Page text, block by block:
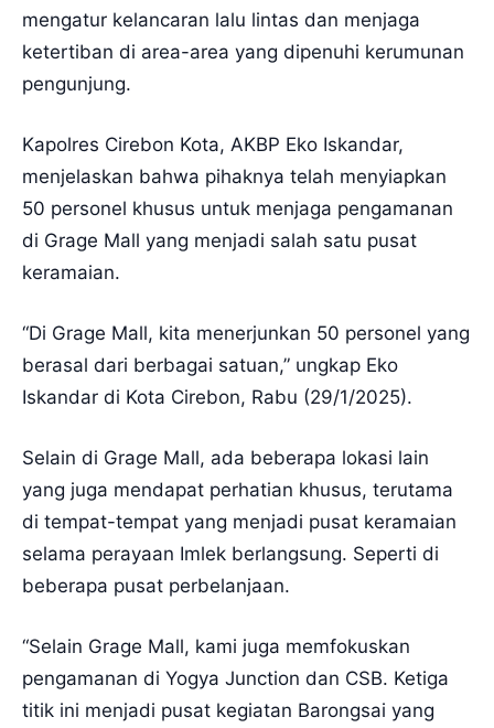
mengatur kelancaran lalu lintas dan menjaga
ketertiban di area-area yang dipenuhi kerumunan
pengunjung.
Kapolres Cirebon Kota, AKBP Eko Iskandar,
menjelaskan bahwa pihaknya telah menyiapkan
50 personel khusus untuk menjaga pengamanan
di Grage Mall yang menjadi salah satu pusat
keramaian.
“Di Grage Mall, kita menerjunkan 50 personel yang
berasal dari berbagai satuan,” ungkap Eko
Iskandar di Kota Cirebon, Rabu (29/1/2025).
Selain di Grage Mall, ada beberapa lokasi lain
yang juga mendapat perhatian khusus, terutama
di tempat-tempat yang menjadi pusat keramaian
selama perayaan Imlek berlangsung. Seperti di
beberapa pusat perbelanjaan.
“Selain Grage Mall, kami juga memfokuskan
pengamanan di Yogya Junction dan CSB. Ketiga
titik ini menjadi pusat kegiatan Barongsai yang